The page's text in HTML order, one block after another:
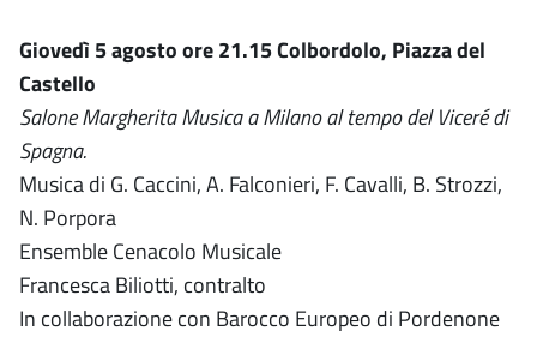
Giovedì 5 agosto ore 21.15 Colbordolo, Piazza del
Castello
Salone Margherita Musica a Milano al tempo del Viceré di
Spagna.
Musica di G. Caccini, A. Falconieri, F. Cavalli, B. Strozzi,
N. Porpora
Ensemble Cenacolo Musicale
Francesca Biliotti, contralto
In collaborazione con Barocco Europeo di Pordenone